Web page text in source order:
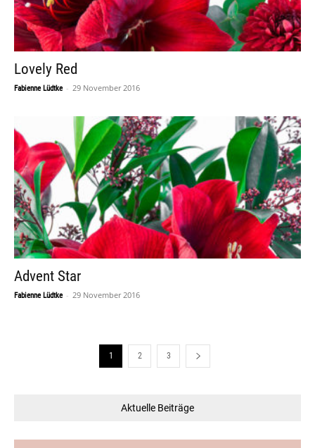
Lovely Red
Fabienne Lüdtke - 29 November 2016
Advent Star
Fabienne Lüdtke - 29 November 2016
1 2 3
Aktuelle Beiträge